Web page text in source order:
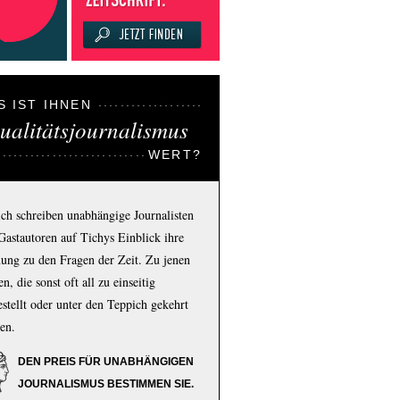
IST IHNEN
WERT?
schreiben unabhängige Journalisten
auf Tichys Einblick ihre
zu den Fragen der Zeit. Zu jenen
die sonst oft all zu einseitig
oder unter den Teppich gekehrt
DEN PREIS FÜR UNABHÄNGIGEN
JOURNALISMUS BESTIMMEN SIE.